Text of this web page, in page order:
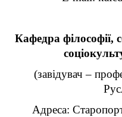
Кафедра філософії,
(завідувач –
Адреса: